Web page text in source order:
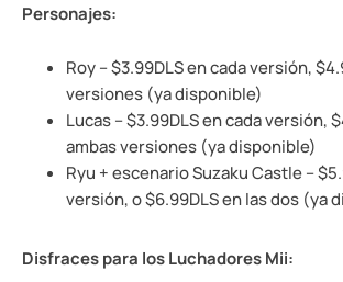
Personajes:
Roy – $3.99DLS en cada versión,
versiones (ya disponible)
Lucas – $3.99DLS en cada versión,
ambas versiones (ya disponible)
Ryu + escenario Suzaku Castle –
versión, o $6.99DLS en las dos (ya
Disfraces para los Luchadores Mii: